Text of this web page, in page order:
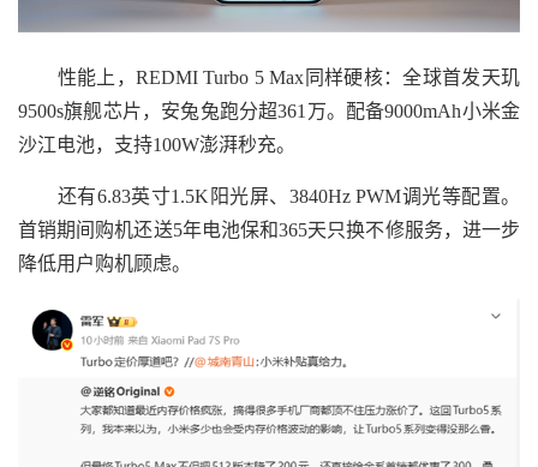
性能上，REDMI Turbo 5 Max同样硬核：全球首发天玑
9500s旗舰芯片，安兔兔跑分超361万。配备9000mAh小米金
沙江电池，支持100W澎湃秒充。
还有6.83英寸1.5K阳光屏、3840Hz PWM调光等配置。
首销期间购机还送5年电池保和365天只换不修服务，进一步
降低用户购机顾虑。